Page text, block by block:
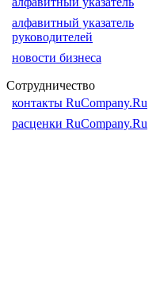
алфавитный указатель
руководителей
новости бизнеса
Сотрудничество
контакты RuCompany.Ru
расценки RuCompany.Ru